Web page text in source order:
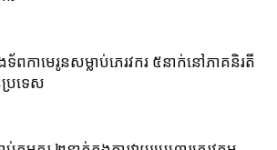
ទ័ពកាមេរូនសម្លាប់ភេរវករ ៥នាក់នៅភាគនិរតី
ប្រទេស